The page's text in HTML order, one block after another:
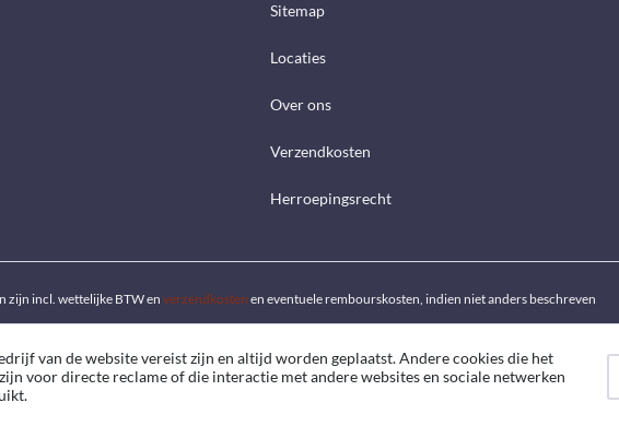
Sitemap
Locaties
Over ons
Verzendkosten
Herroepingsrecht
zijn incl. wettelijke BTW en verzendkosten en eventuele rembourskosten, indien niet anders beschreven
van de website vereist zijn en altijd worden geplaatst. Andere cookies die het
voor directe reclame of die interactie met andere websites en sociale netwerken